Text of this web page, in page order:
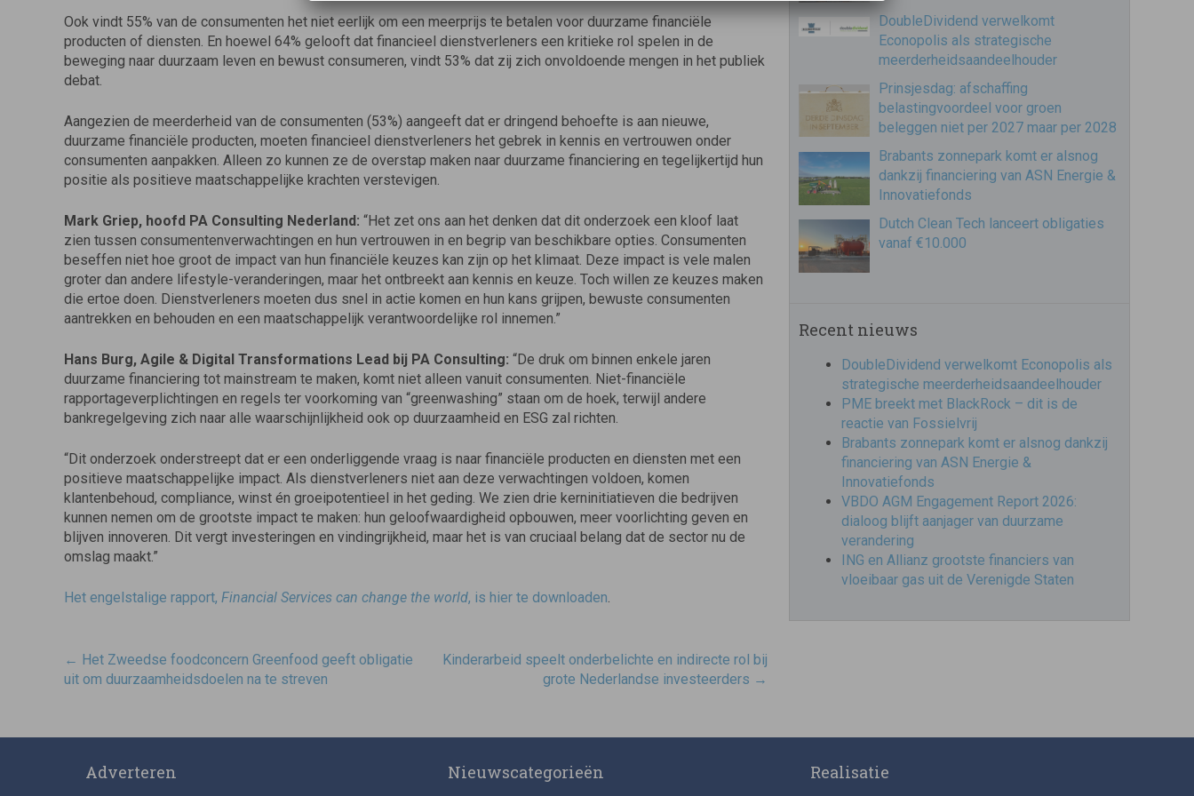
Ook vindt 55% van de consumenten het niet eerlijk om een meerprijs te betalen voor duurzame financiële
producten of diensten. En hoewel 64% gelooft dat financieel dienstverleners een kritieke rol spelen in de
beweging naar duurzaam leven en bewust consumeren, vindt 53% dat zij zich onvoldoende mengen in het publiek
debat.
Aangezien de meerderheid van de consumenten (53%) aangeeft dat er dringend behoefte is aan nieuwe,
duurzame financiële producten, moeten financieel dienstverleners het gebrek in kennis en vertrouwen onder
consumenten aanpakken. Alleen zo kunnen ze de overstap maken naar duurzame financiering en tegelijkertijd hun
positie als positieve maatschappelijke krachten verstevigen.
Mark Griep, hoofd PA Consulting Nederland: “Het zet ons aan het denken dat dit onderzoek een kloof laat
zien tussen consumentenverwachtingen en hun vertrouwen in en begrip van beschikbare opties. Consumenten
beseffen niet hoe groot de impact van hun financiële keuzes kan zijn op het klimaat. Deze impact is vele malen
groter dan andere lifestyle-veranderingen, maar het ontbreekt aan kennis en keuze. Toch willen ze keuzes maken
die ertoe doen. Dienstverleners moeten dus snel in actie komen en hun kans grijpen, bewuste consumenten
aantrekken en behouden en een maatschappelijk verantwoordelijke rol innemen.”
Hans Burg, Agile & Digital Transformations Lead bij PA Consulting: “De druk om binnen enkele jaren
duurzame financiering tot mainstream te maken, komt niet alleen vanuit consumenten. Niet-financiële
rapportageverplichtingen en regels ter voorkoming van “greenwashing” staan om de hoek, terwijl andere
bankregelgeving zich naar alle waarschijnlijkheid ook op duurzaamheid en ESG zal richten.
“Dit onderzoek onderstreept dat er een onderliggende vraag is naar financiële producten en diensten met een
positieve maatschappelijke impact. Als dienstverleners niet aan deze verwachtingen voldoen, komen
klantenbehoud, compliance, winst én groeipotentieel in het geding. We zien drie kerninitiatieven die bedrijven
kunnen nemen om de grootste impact te maken: hun geloofwaardigheid opbouwen, meer voorlichting geven en
blijven innoveren. Dit vergt investeringen en vindingrijkheid, maar het is van cruciaal belang dat de sector nu de
omslag maakt.”
Het engelstalige rapport, Financial Services can change the world, is hier te downloaden.
Post
navigatie
← Het Zweedse foodconcern Greenfood geeft obligatie
uit om duurzaamheidsdoelen na te streven
Kinderarbeid speelt onderbelichte en indirecte rol bij
grote Nederlandse investeerders →
DoubleDividend verwelkomt
Econopolis als strategische
meerderheidsaandeelhouder
Prinsjesdag: afschaffing
belastingvoordeel voor groen
beleggen niet per 2027 maar per 2028
Brabants zonnepark komt er alsnog
dankzij financiering van ASN Energie &
Innovatiefonds
Dutch Clean Tech lanceert obligaties
vanaf €10.000
Recent nieuws
DoubleDividend verwelkomt Econopolis als
strategische meerderheidsaandeelhouder
PME breekt met BlackRock – dit is de
reactie van Fossielvrij
Brabants zonnepark komt er alsnog dankzij
financiering van ASN Energie &
Innovatiefonds
VBDO AGM Engagement Report 2026:
dialoog blijft aanjager van duurzame
verandering
ING en Allianz grootste financiers van
vloeibaar gas uit de Verenigde Staten
Adverteren Nieuwscategorieën Realisatie